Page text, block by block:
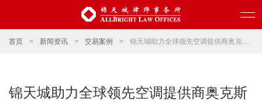
首页 > 新闻资讯 > 交易案例 > 锦天城助力全球领先空调提供商奥克斯电气在香港联交所主板成功上市
锦天城助力全球领先空调提供商奥克斯